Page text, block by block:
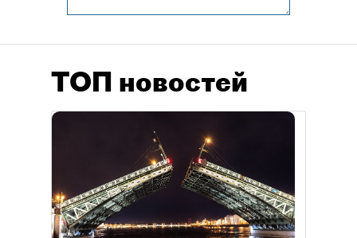
ТОП новостей